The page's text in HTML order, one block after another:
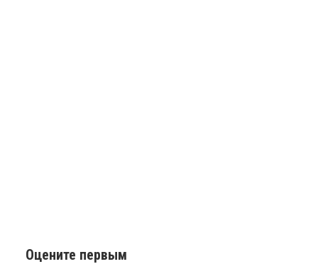
Оцените первым